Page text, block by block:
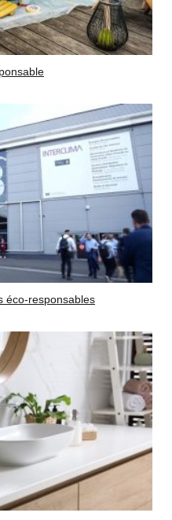
éco-responsables